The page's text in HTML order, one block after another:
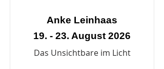
Anke Leinhaas
19. - 23. August 2026
Das Unsichtbare im Licht